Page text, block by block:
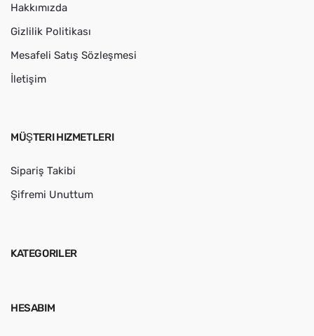
Hakkımızda
Gizlilik Politikası
Mesafeli Satış Sözleşmesi
İletişim
MÜŞTERI HIZMETLERI
Sipariş Takibi
Şifremi Unuttum
KATEGORILER
HESABIM